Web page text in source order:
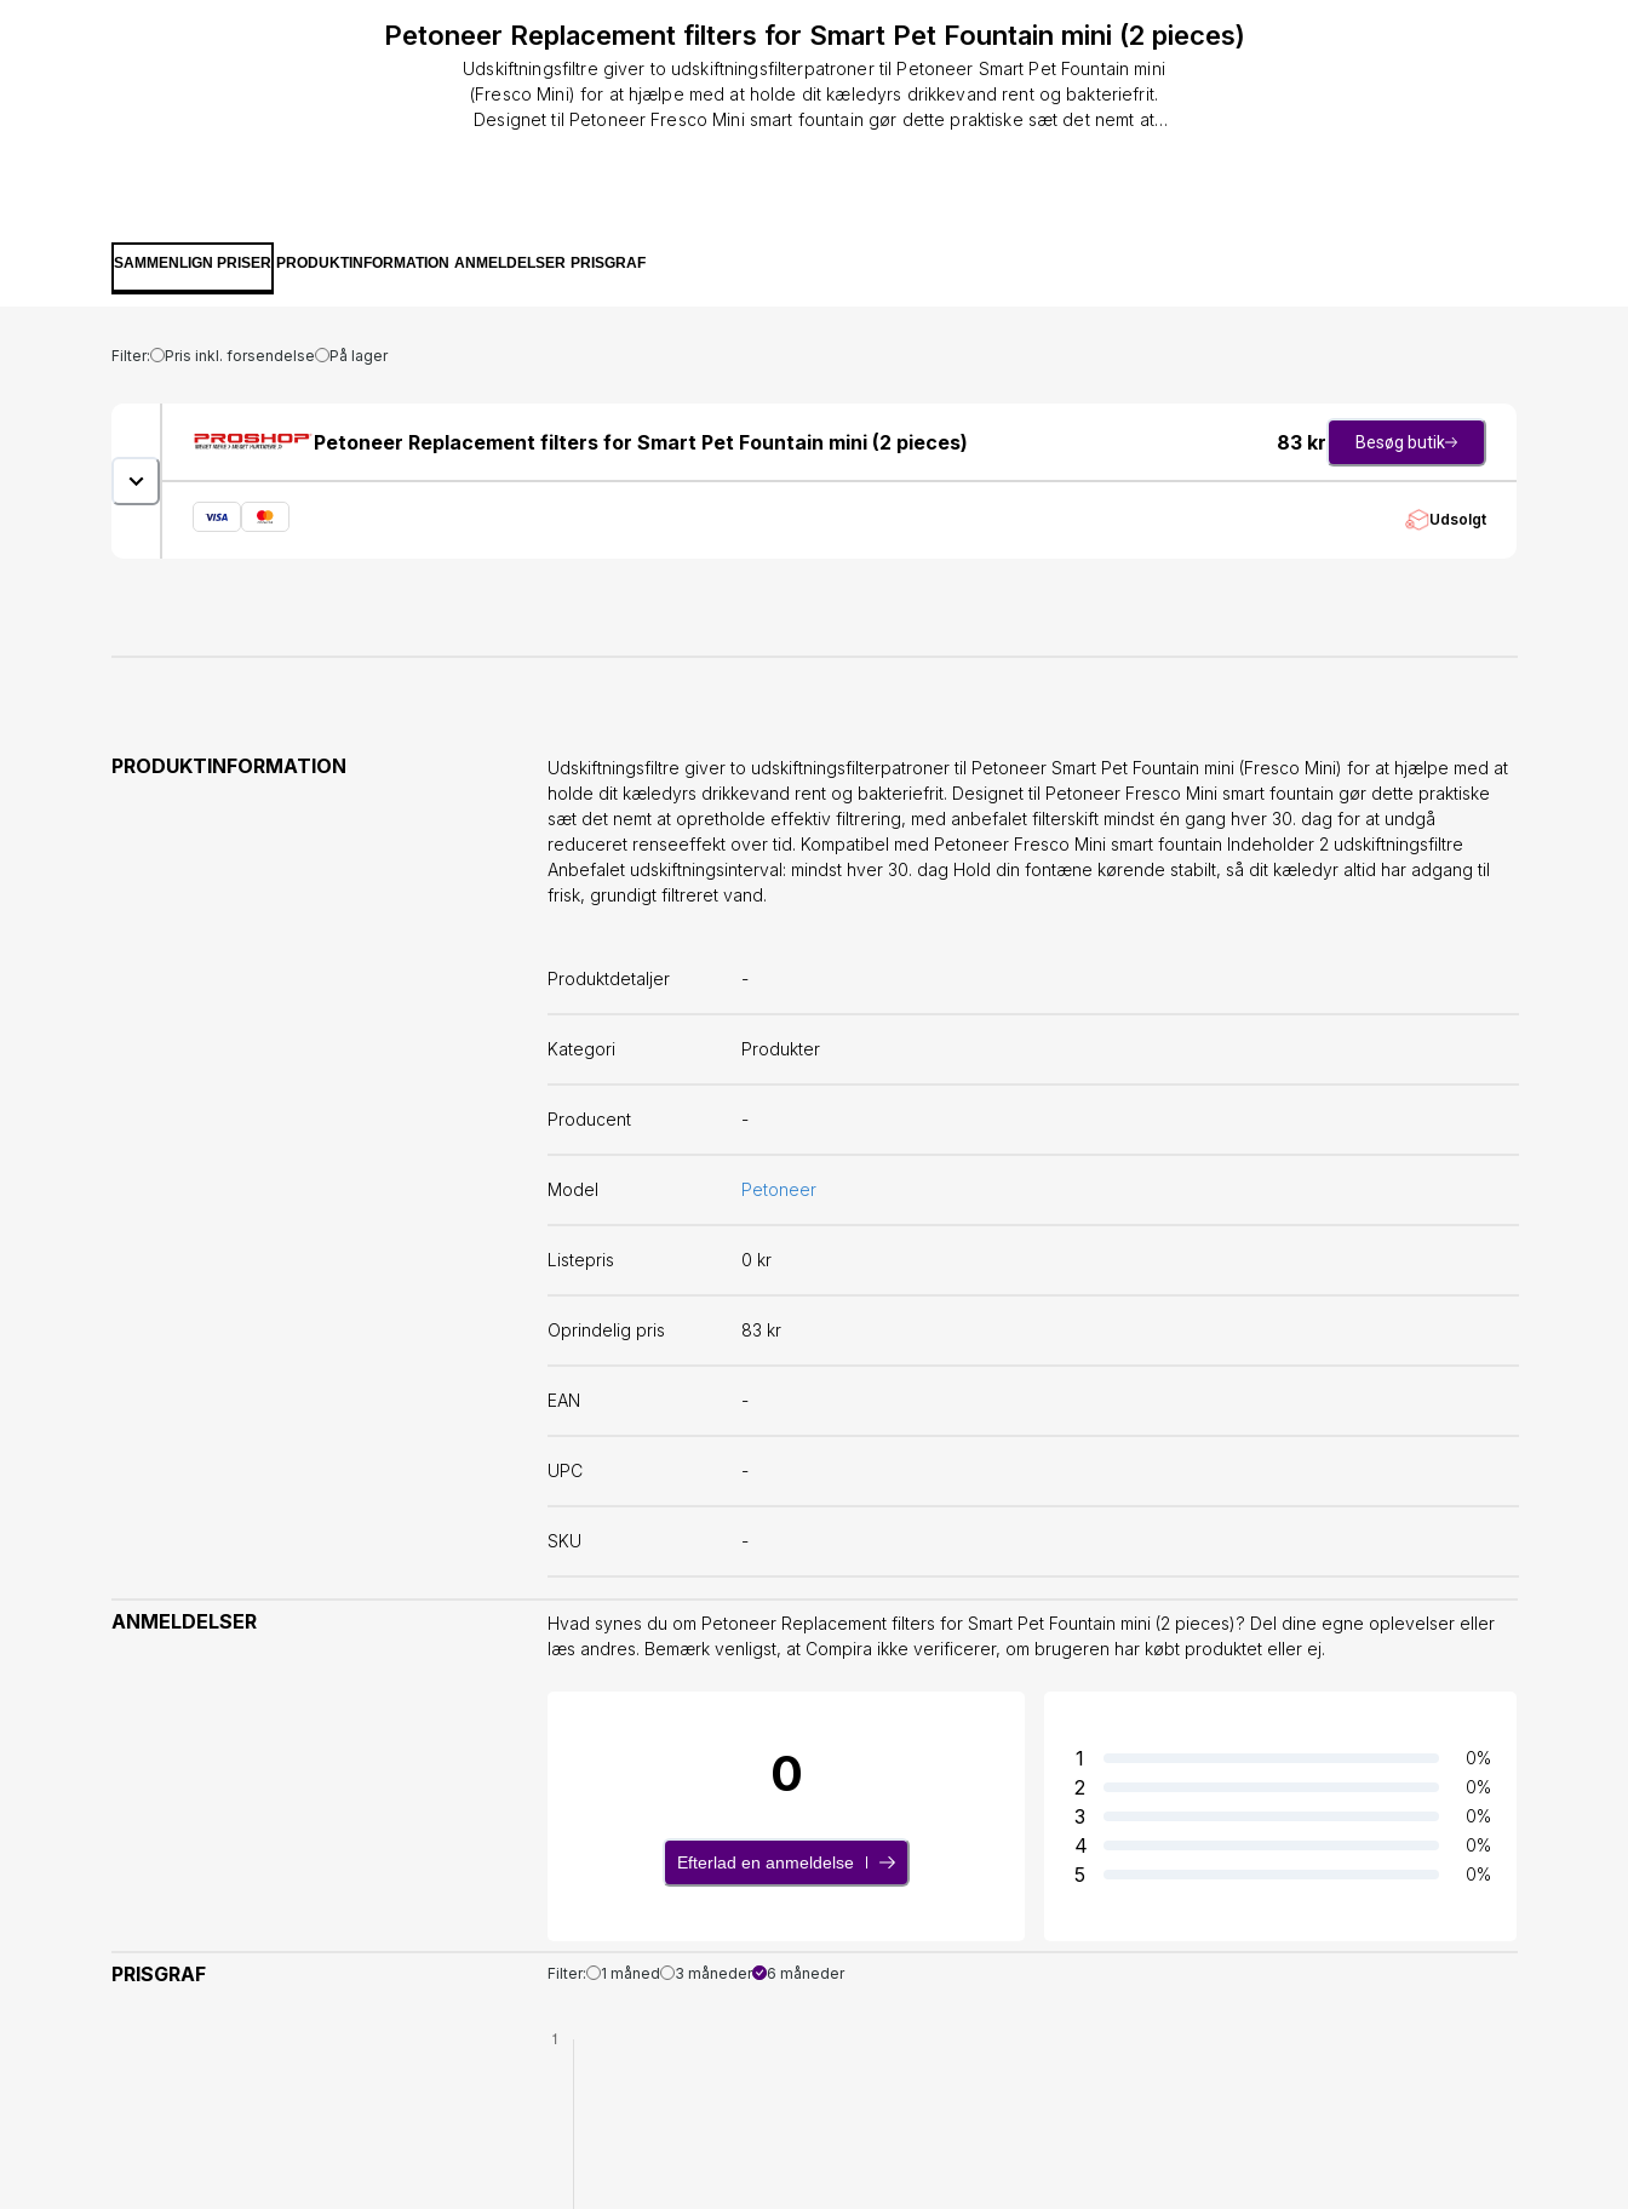
Petoneer Replacement filters for Smart Pet Fountain mini (2 pieces)
Udskiftningsfiltre giver to udskiftningsfilterpatroner til Petoneer Smart Pet Fountain mini
(Fresco Mini) for at hjælpe med at holde dit kæledyrs drikkevand rent og bakteriefrit.
Designet til Petoneer Fresco Mini smart fountain gør dette praktiske sæt det nemt at
SAMMENLIGN PRISER PRODUKTINFORMATION ANMELDELSER PRISGRAF
Filter: Pris inkl. forsendelse På lager
Petoneer Replacement filters for Smart Pet Fountain mini (2 pieces) 83 kr Besøg butik
Udsolgt
PRODUKTINFORMATION
Udskiftningsfiltre giver to udskiftningsfilterpatroner til Petoneer Smart Pet Fountain mini (Fresco Mini) for at hjælpe med at
holde dit kæledyrs drikkevand rent og bakteriefrit. Designet til Petoneer Fresco Mini smart fountain gør dette praktiske
sæt det nemt at opretholde effektiv filtrering, med anbefalet filterskift mindst én gang hver 30. dag for at undgå
reduceret renseeffekt over tid. Kompatibel med Petoneer Fresco Mini smart fountain Indeholder 2 udskiftningsfiltre
Anbefalet udskiftningsinterval: mindst hver 30. dag Hold din fontæne kørende stabilt, så dit kæledyr altid har adgang til
frisk, grundigt filtreret vand.
Produktdetaljer -
Kategori Produkter
Producent -
Model Petoneer
Listepris 0 kr
Oprindelig pris 83 kr
EAN -
UPC -
SKU -
ANMELDELSER
Hvad synes du om Petoneer Replacement filters for Smart Pet Fountain mini (2 pieces)? Del dine egne oplevelser eller
læs andres. Bemærk venligst, at Compira ikke verificerer, om brugeren har købt produktet eller ej.
0
Efterlad en anmeldelse
1 0%
2 0%
3 0%
4 0%
5 0%
PRISGRAF Filter: 1 måned 3 måneder 6 måneder